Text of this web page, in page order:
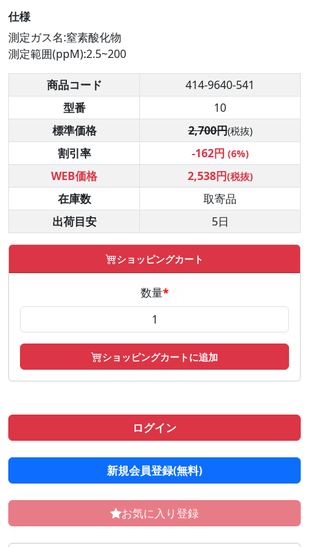
仕様
測定ガス名:窒素酸化物
測定範囲(ppM):2.5~200
商品コード
414-9640-541
型番
10
標準価格
2,700円(税抜)
割引率 -162円 (6%)
WEB価格 2,538円(税抜)
在庫数
取寄品
出荷目安
5日
ショッピングカート
数量*
ショッピングカートに追加
ログイン
新規会員登録(無料)
お気に入り登録